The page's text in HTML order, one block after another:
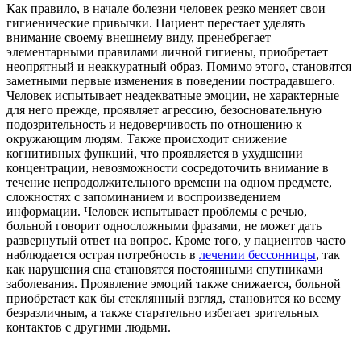
Как правило, в начале болезни человек резко меняет свои
гигиенические привычки. Пациент перестает уделять
внимание своему внешнему виду, пренебрегает
элементарными правилами личной гигиены, приобретает
неопрятный и неаккуратный образ. Помимо этого, становятся
заметными первые изменения в поведении пострадавшего.
Человек испытывает неадекватные эмоции, не характерные
для него прежде, проявляет агрессию, безосновательную
подозрительность и недоверчивость по отношению к
окружающим людям. Также происходит снижение
когнитивных функций, что проявляется в ухудшении
концентрации, невозможности сосредоточить внимание в
течение непродолжительного времени на одном предмете,
сложностях с запоминанием и воспроизведением
информации. Человек испытывает проблемы с речью,
больной говорит односложными фразами, не может дать
развернутый ответ на вопрос. Кроме того, у пациентов часто
наблюдается острая потребность в лечении бессонницы, так
как нарушения сна становятся постоянными спутниками
заболевания. Проявление эмоций также снижается, больной
приобретает как бы стеклянный взгляд, становится ко всему
безразличным, а также старательно избегает зрительных
контактов с другими людьми.